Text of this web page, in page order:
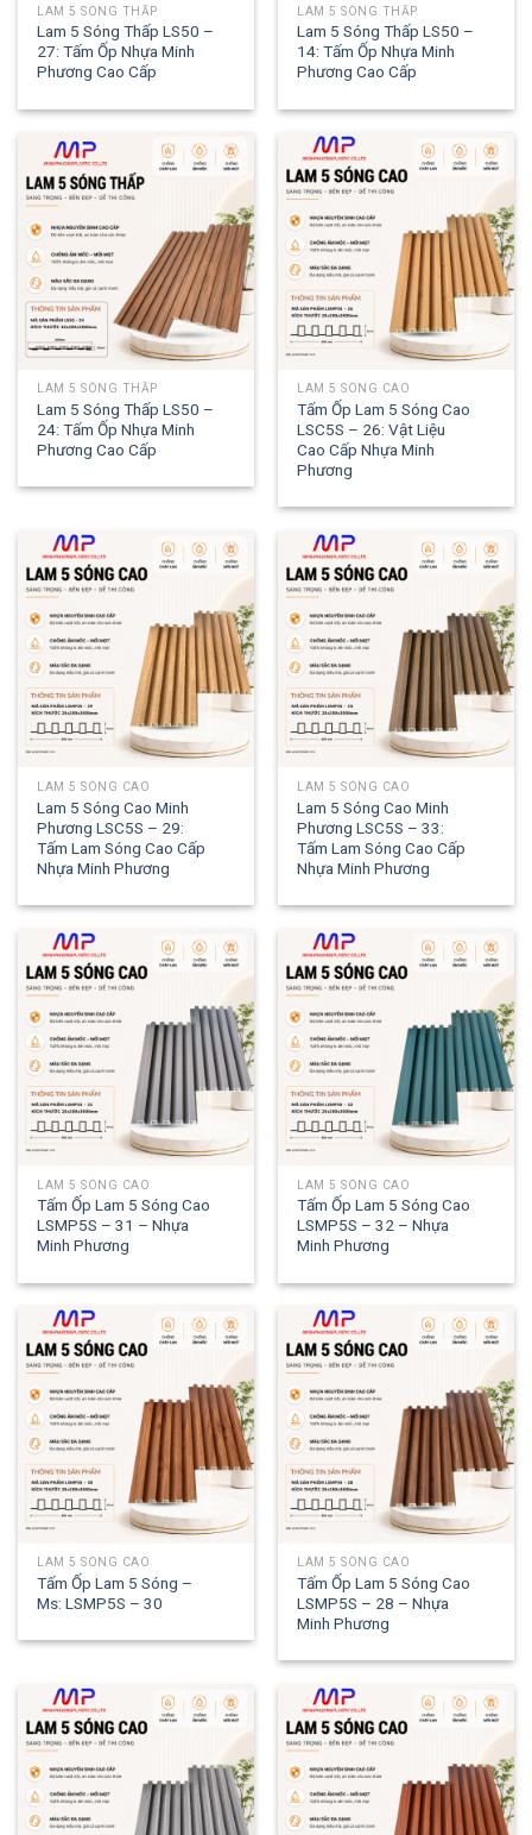
LAM 5 SÓNG THẤP
Lam 5 Sóng Thấp LS50 –
27: Tấm Ốp Nhựa Minh
Phương Cao Cấp
LAM 5 SÓNG THẤP
Lam 5 Sóng Thấp LS50 –
14: Tấm Ốp Nhựa Minh
Phương Cao Cấp
LAM 5 SÓNG THẤP
Lam 5 Sóng Thấp LS50 –
24: Tấm Ốp Nhựa Minh
Phương Cao Cấp
LAM 5 SÓNG CAO
Tấm Ốp Lam 5 Sóng Cao
LSC5S – 26: Vật Liệu
Cao Cấp Nhựa Minh
Phương
LAM 5 SÓNG CAO
Lam 5 Sóng Cao Minh
Phương LSC5S – 29:
Tấm Lam Sóng Cao Cấp
Nhựa Minh Phương
LAM 5 SÓNG CAO
Lam 5 Sóng Cao Minh
Phương LSC5S – 33:
Tấm Lam Sóng Cao Cấp
Nhựa Minh Phương
LAM 5 SÓNG CAO
Tấm Ốp Lam 5 Sóng Cao
LSMP5S – 31 – Nhựa
Minh Phương
LAM 5 SÓNG CAO
Tấm Ốp Lam 5 Sóng Cao
LSMP5S – 32 – Nhựa
Minh Phương
LAM 5 SÓNG CAO
Tấm Ốp Lam 5 Sóng –
Ms: LSMP5S – 30
LAM 5 SÓNG CAO
Tấm Ốp Lam 5 Sóng Cao
LSMP5S – 28 – Nhựa
Minh Phương